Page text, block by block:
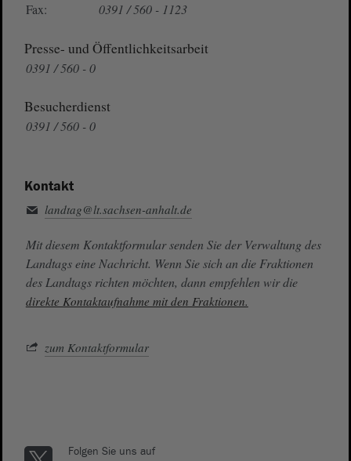
Fax:
0391 / 560 - 1123
Presse- und Öffentlichkeitsarbeit
0391 / 560 - 0
Besucherdienst
0391 / 560 - 0
Kontakt
landtag@lt.sachsen-anhalt.de
Mit diesem Kontaktformular senden Sie der Verwaltung des
Landtags eine Nachricht. Wenn Sie sich an die Fraktionen
des Landtags richten möchten, dann empfehlen wir die
direkte Kontaktaufnahme mit den Fraktionen.
zum Kontaktformular
Folgen Sie uns auf